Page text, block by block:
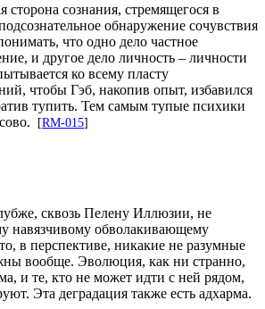
сторона сознания, стремящегося в
обнаружение сочувствия
что одно дело частное
и другое дело личность – личности
ко всему пласту
чтобы Гэб, накопив опыт, избавился
тупить. Тем самым тупые психики
[RM-015]
сквозь Пелену Иллюзии, не
навязчивому обволакивающему
в перспективе, никакие не разумные
вообще. Эволюция, как ни странно,
и те, кто не может идти с ней рядом,
Эта деградация также есть адхарма.